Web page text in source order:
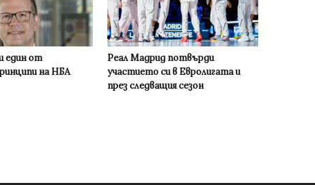
един от
на НБА
Реал Мадрид потвърди
участието си в Евролигата и
през следващия сезон